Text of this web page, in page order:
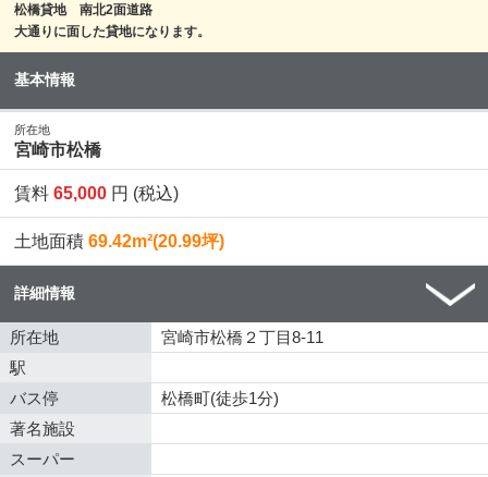
松橋貸地 南北2面道路
大通りに面した貸地になります。
基本情報
所在地
宮崎市松橋
賃料65,000 円 (税込)
土地面積69.42m²(20.99坪)
詳細情報
所在地
宮崎市松橋２丁目8-11
駅
バス停
松橋町(徒歩1分)
著名施設
スーパー